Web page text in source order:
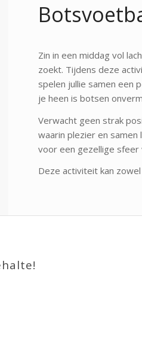
Zin in een middag vol
zoekt. Tijdens deze
spelen jullie samen een
je heen is botsen
Verwacht geen strak
waarin plezier en
voor een gezellige sfeer
Deze activiteit kan